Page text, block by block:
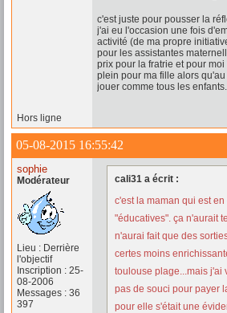
c'est juste pour pousser la
j'ai eu l'occasion une fois
activité (de ma propre
pour les assistantes
prix pour la fratrie et pour
plein pour ma fille alors
jouer comme tous les
Hors ligne
05-08-2015 16:55:42
sophie
Modérateur
Lieu : Derrière
l'objectif
Inscription : 25-
08-2006
Messages : 36
397
cali31 a écrit :
c'est la maman qui est
"éducatives". ça n'aurait
n'aurai fait que des
certes moins
toulouse plage...mais j'ai
pas de souci pour payer
pour elle s'était une